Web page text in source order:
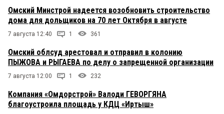
Омский Минстрой надеется возобновить строительство
дома для дольщиков на 70 лет Октября в августе
7 августа 12:40 1 361
Омский облсуд арестовал и отправил в колонию
ПЫЖОВА и РЫГАЕВА по делу о запрещенной организации
7 августа 12:00 1 232
Компания «Омдорстрой» Валоди ГЕВОРГЯНА
благоустроила площадь у КДЦ «Иртыш»